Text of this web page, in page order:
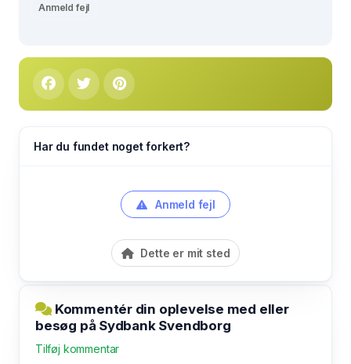
Anmeld fejl
Har du fundet noget forkert?
Anmeld fejl
Dette er mit sted
Kommentér din oplevelse med eller
besøg på Sydbank Svendborg
Tilføj kommentar